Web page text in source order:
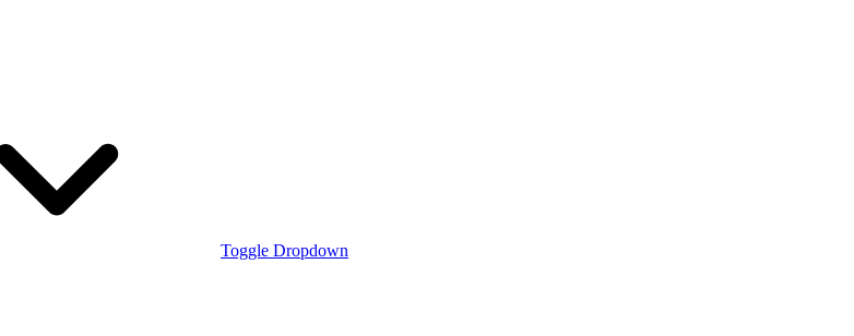
Toggle Dropdown